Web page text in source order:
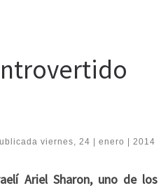
viernes, 24 | enero | 2014
Ariel Sharon, uno de los